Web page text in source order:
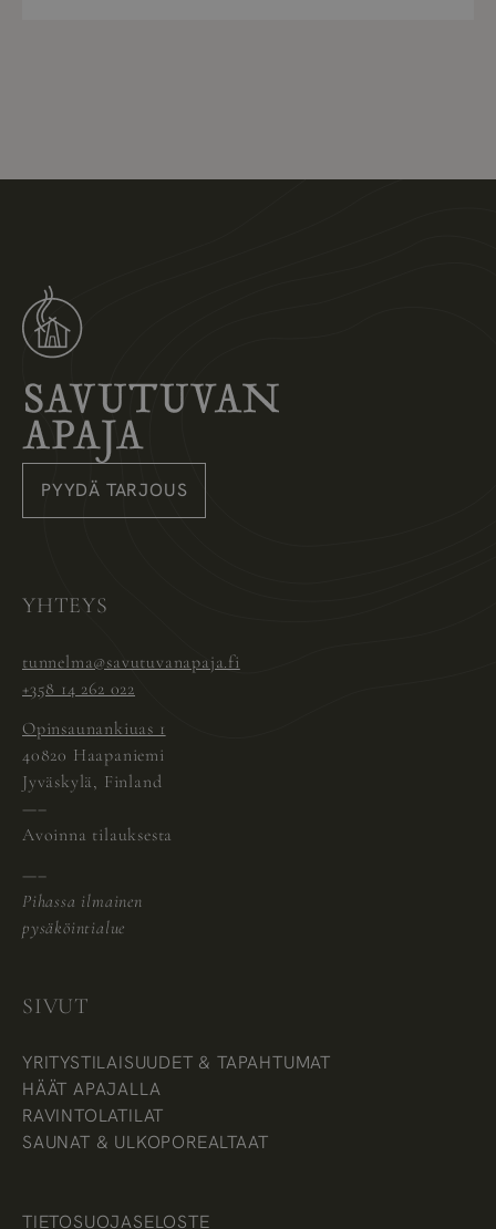
PYYDÄ TARJOUS
YHTEYS
tunnelma@savutuvanapaja.fi
+358 14 262 022
Opinsaunankiuas 1
40820 Haapaniemi
Jyväskylä, Finland
—–
Avoinna tilauksesta
—–
Pihassa ilmainen
pysäköintialue
SIVUT
YRITYSTILAISUUDET & TAPAHTUMAT
HÄÄT APAJALLA
RAVINTOLATILAT
SAUNAT & ULKOPOREALTAAT
TIETOSUOJASELOSTE